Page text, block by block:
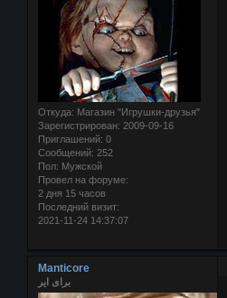
Откуда: Магазин "Игрушки-друзья"
Зарегистрирован: 2009-09-16
Приглашений: 0
Сообщений: 252
Пол: Мужской
Провел на форуме:
2 дня 15 часов
Последний визит:
2021-11-24 14:37:07
Manticore
برای ایر